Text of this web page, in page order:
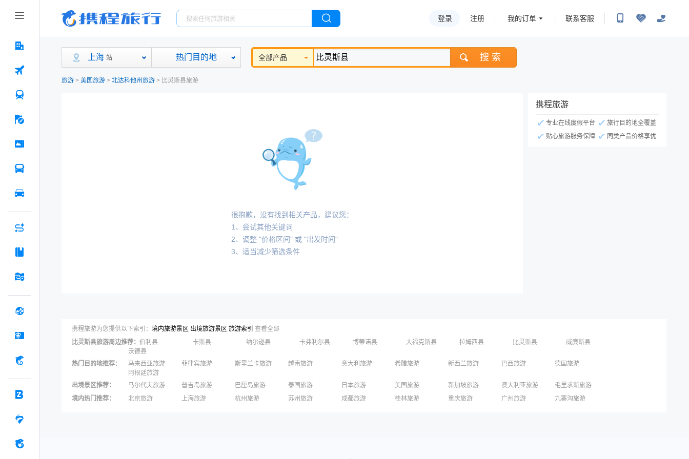
登录 注册 我的订单 联系客服
上海 站 热门目的地 全部产品 搜 索
旅游 > 美国旅游 > 北达科他州旅游 > 比灵斯县旅游
很抱歉，没有找到相关产品，建议您：
1、尝试其他关键词
2、调整 "价格区间" 或 "出发时间"
3、适当减少筛选条件
携程旅游
专业在线度假平台
旅行目的地全覆盖
贴心旅游服务保障
同类产品价格享优
携程旅游为您提供以下索引： 境内旅游景区 出境旅游景区 旅游索引 查看全部
比灵斯县旅游周边推荐： 伯利县 卡斯县 纳尔逊县 卡弗利尔县 博蒂诺县 大福克斯县 拉姆西县 比灵斯县
威廉斯县
沃德县
热门目的地推荐： 马来西亚旅游 菲律宾旅游 斯里兰卡旅游 越南旅游 意大利旅游 希腊旅游 新西兰旅游 巴西旅游
德国旅游
阿根廷旅游
出境景区推荐： 马尔代夫旅游 普吉岛旅游 巴厘岛旅游 泰国旅游 日本旅游 美国旅游 新加坡旅游 澳大利亚旅游
毛里求斯旅游
苏梅岛旅游
瑞士旅游 长滩岛旅游 迪拜旅游 清迈旅游 柬埔寨旅游 英国旅游 东京旅游
京都旅游
境内热门推荐： 北京旅游 上海旅游 杭州旅游 苏州旅游 成都旅游 桂林旅游 重庆旅游 广州旅游
九寨沟旅游